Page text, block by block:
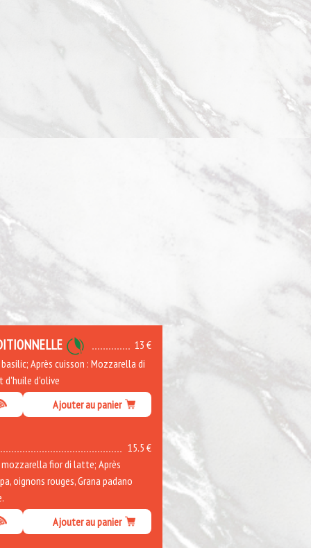
13 €
Après cuisson : Mozzarella di
d'huile d'olive
Ajouter au panier
15.5 €
fior di latte; Après
oignons rouges, Grana padano
Ajouter au panier